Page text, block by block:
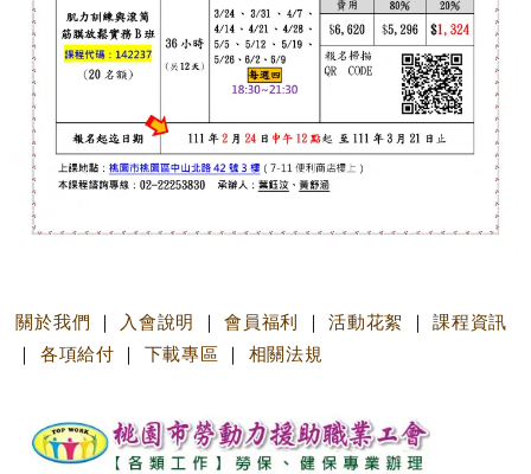
關於我們 ｜ 入會說明 ｜會員福利 ｜活動花絮 ｜課程資訊
｜ 各項給付 ｜ 下載專區 ｜ 相關法規